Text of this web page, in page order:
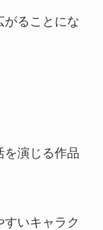
がることにな
を演じる作品
いキャラク